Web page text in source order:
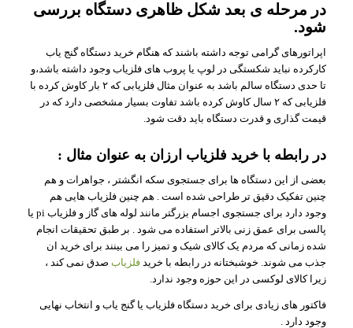
در مرحله ی بعد شکل ظاهری دستگاه بررسی
شود.
اپراتورهای گرامی توجه داشته باشند که هنگام خرید دستگاه گنج یاب
کارکرده نباید شکستگی در لوپ یا پروب های فلزیاب وجود داشته باشد،و
تا حدی دستگاه سالم باشد به عنوان مثال فلزیابی که ۲ بار کاوش کرده با
فلزیابی که ۲ سال کاوش کرده باشد تفاوت بسیار مشخصی دارد که در
قیمت گذاری و قدرت دستگاه باید دقت شود.
در رابطه با خرید فلزیاب ارزان به عنوان مثال :
بعضی از این دستگاه ها برای جستجوی سکه انگشتر ، جواهرات و هم
چنین تفکیک دقیق تر طراحی شده است . هم چنین فلزیاب هایی هم
وجود دارد برای جستجوی اجسام بزرگتر مانند لوله های گاز و فلزیاب pi یا
پالسی برای عمق زنی بالاتر استفاده می شود . بر طبق تحقیقات انجام
شده زمانی که مردم یک کالای شیک و تمیز را می بینند برای خرید ان
جذب می شوند. خوشبختانه در رابطه با خرید فلزیاب صدق نمی کند ،
زیرا کالای لوکسی در این حوزه وجود ندارد.
فاکتور های زیادی برای خرید دستگاه فلزیاب یا گنج یاب و انتخاب نهایی
وجود دارد .